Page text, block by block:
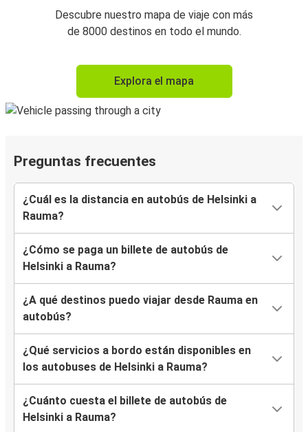
Descubre nuestro mapa de viaje con más
de 8000 destinos en todo el mundo.
Explora el mapa
Preguntas frecuentes
¿Cuál es la distancia en autobús de Helsinki a
Rauma?
¿Cómo se paga un billete de autobús de
Helsinki a Rauma?
¿A qué destinos puedo viajar desde Rauma en
autobús?
¿Qué servicios a bordo están disponibles en
los autobuses de Helsinki a Rauma?
¿Cuánto cuesta el billete de autobús de
Helsinki a Rauma?